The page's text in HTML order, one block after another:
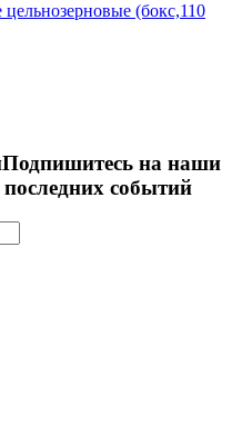
(бокс,110
Подпишитесь на наши
последних событий